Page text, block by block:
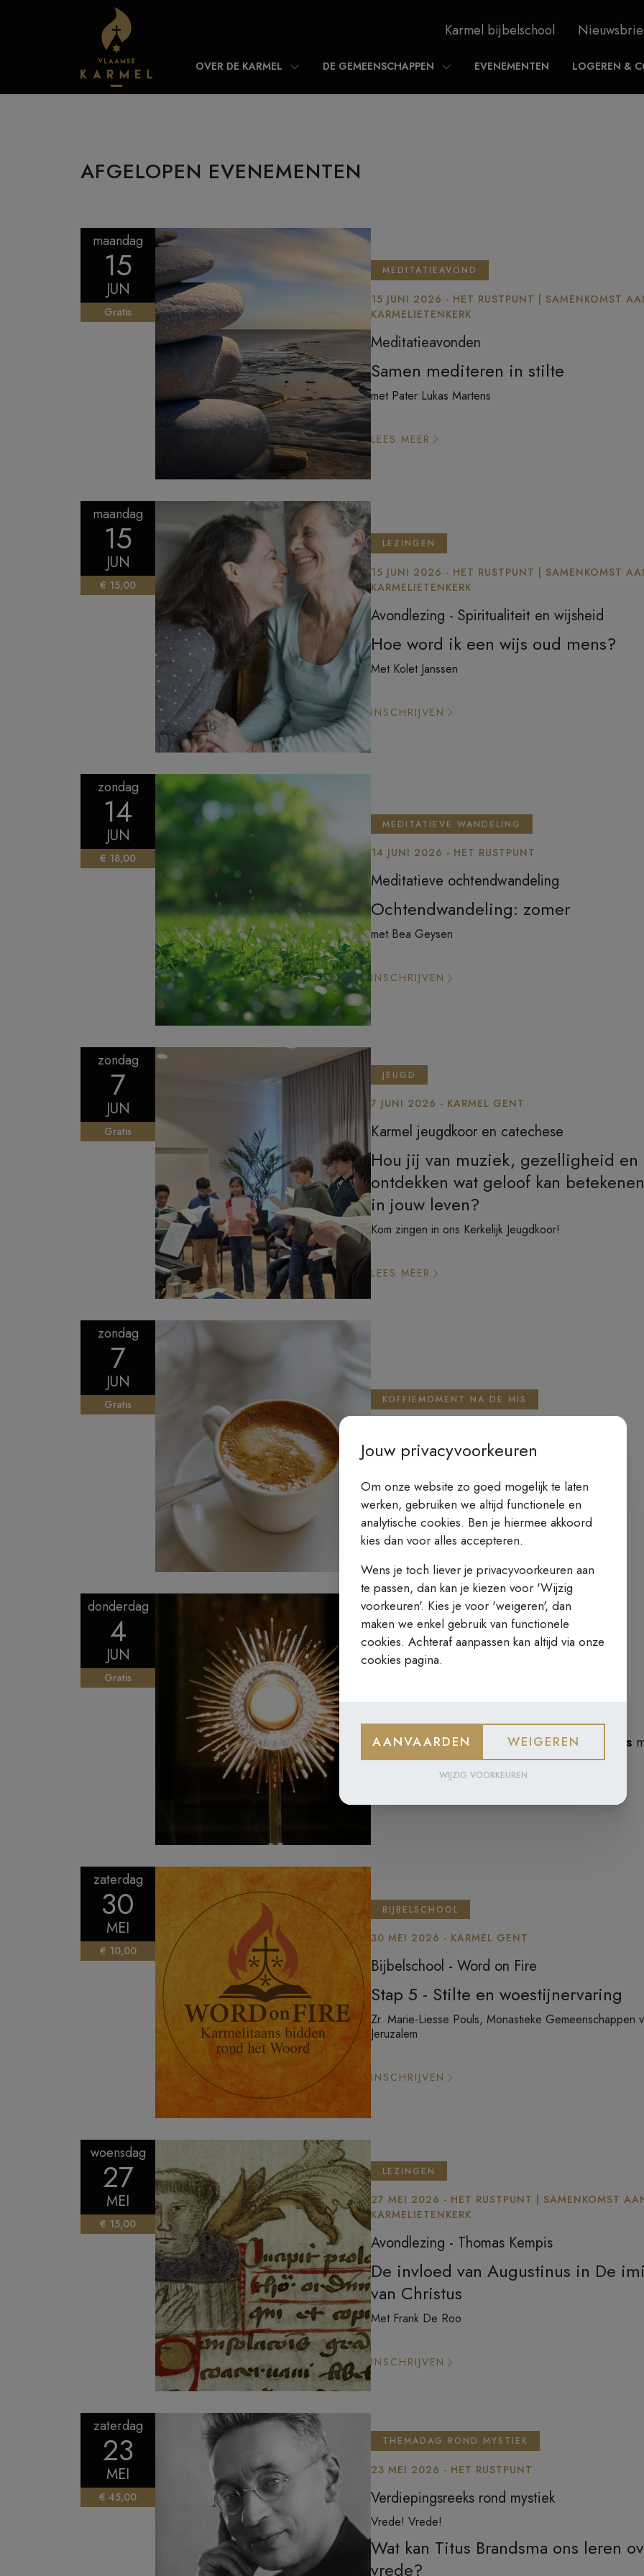
Karmel bijbelschool
OVER DE KARMEL DE GEMEENSCHAPPEN EVENEMENTEN LOGEREN &
AFGELOPEN EVENEMENTEN
maandag
15
JUN
Gratis
MEDITATIEAVOND
15 JUNI 2026 - HET RUSTPUNT | SAMENKOMST
KARMELIETENKERK
Meditatieavonden
Samen mediteren in stilte
met Pater Lukas Martens
LEES MEER
maandag
15
JUN
€ 15,00
LEZINGEN
15 JUNI 2026 - HET RUSTPUNT | SAMENKOMST
KARMELIETENKERK
Avondlezing - Spiritualiteit en wijsheid
Hoe word ik een wijs oud mens?
Met Kolet Janssen
INSCHRIJVEN
zondag
14
JUN
€ 18,00
MEDITATIEVE WANDELING
14 JUNI 2026 - HET RUSTPUNT
Meditatieve ochtendwandeling
Ochtendwandeling: zomer
met Bea Geysen
INSCHRIJVEN
zondag
7
JUN
Gratis
JEUGD
7 JUNI 2026 - KARMEL GENT
Karmel jeugdkoor en catechese
Hou jij van muziek, gezelligheid en
ontdekken wat geloof kan betekenen
in jouw leven?
Kom zingen in ons Kerkelijk Jeugdkoor!
LEES MEER
zondag
7
JUN
Gratis KOFFIEMOMENT NA DE MIS
Koffiemoment na de mis
LEES MEER
donderdag
4
JUN
Gratis
GEBEDSAVOND
4 JUNI 2026 - KARMEL GENT
Gebedsuur met rozenkrans en eucharistische
aanbidding, begeleid
door P. Lukas Martens
karmelitaanse teksten.
Eerste donderdag van de maand van 19u00 tot
zaterdag
30
MEI
€ 10,00
BIJBELSCHOOL
30 MEI 2026 - KARMEL GENT
Bijbelschool - Word on Fire
Stap 5 - Stilte en woestijnervaring
Zr. Marie-Liesse Pouls, Monastieke Gemeenschappen
Jeruzalem
INSCHRIJVEN
woensdag
27
MEI
€ 15,00
LEZINGEN
27 MEI 2026 - HET RUSTPUNT | SAMENKOMST
KARMELIETENKERK
Avondlezing - Thomas Kempis
De invloed van Augustinus in De
van Christus
Met Frank De Roo
INSCHRIJVEN
zaterdag
23
MEI
€ 45,00
THEMADAG ROND MYSTIEK
23 MEI 2026 - HET RUSTPUNT
Verdiepingsreeks rond mystiek
Vrede! Vrede!
Wat kan Titus Brandsma ons leren
vrede?
Jouw privacyvoorkeuren
Om onze website zo goed mogelijk te laten
werken, gebruiken we altijd functionele en
analytische cookies. Ben je hiermee akkoord
kies dan voor alles accepteren.
Wens je toch liever je privacyvoorkeuren aan
te passen, dan kan je kiezen voor 'Wijzig
voorkeuren'. Kies je voor 'weigeren', dan
maken we enkel gebruik van functionele
cookies. Achteraf aanpassen kan altijd via onze
cookies pagina.
AANVAARDEN WEIGEREN
WIJZIG VOORKEUREN